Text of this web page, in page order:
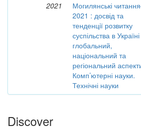
2021
Могилянські
2021 : досвід та
тенденції розвитку
суспільства в
глобальний,
національний та
регіональний
Комп’ютерні науки.
Технічні науки
Discover